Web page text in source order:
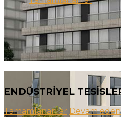
ENDÜSTRİYEL
Tamamlananlar Devam